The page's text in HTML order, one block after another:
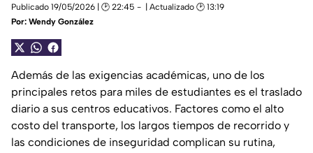
Publicado 19/05/2026 | 🕑 22:45
| Actualizado 🕑 13:19
Por: Wendy González
Además de las exigencias académicas, uno de los
principales retos para miles de estudiantes es el traslado
diario a sus centros educativos. Factores como el alto
costo del transporte, los largos tiempos de recorrido y
las condiciones de inseguridad complican su rutina,